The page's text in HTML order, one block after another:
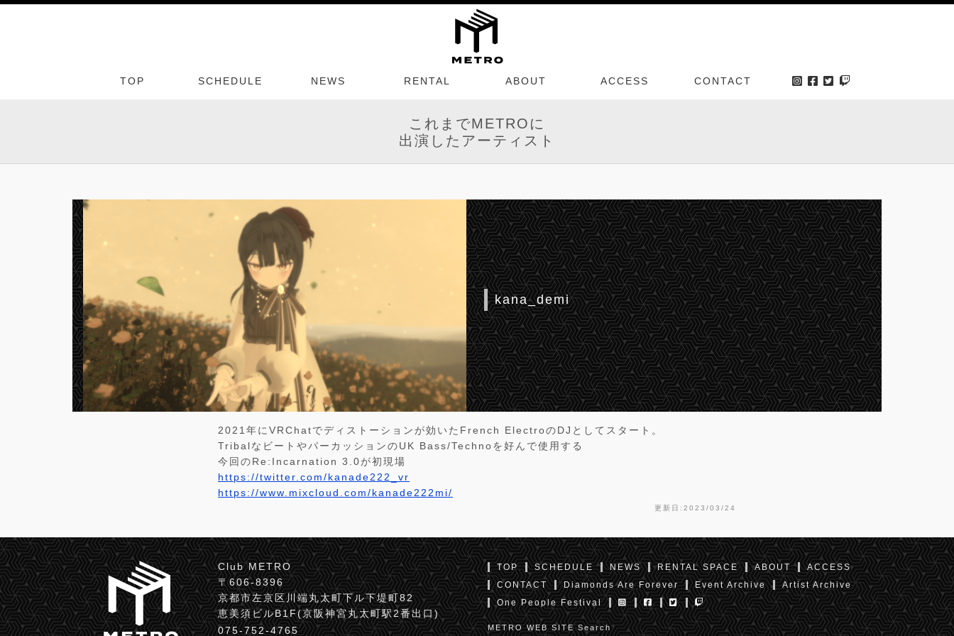
TOP SCHEDULE NEWS RENTAL ABOUT ACCESS CONTACT
これまでMETROに
出演したアーティスト
kana_demi
2021年にVRChatでディストーションが効いたFrench ElectroのDJとしてスタート。
TribalなビートやパーカッションのUK Bass/Technoを好んで使用する
今回のRe:Incarnation 3.0が初現場
https://twitter.com/kanade222_vr
https://www.mixcloud.com/kanade222mi/
更新日:2023/03/24
Club METRO
〒606-8396
京都市左京区川端丸太町下ル下堤町82
恵美須ビルB1F(京阪神宮丸太町駅2番出口)
075-752-4765
TOP SCHEDULE NEWS RENTAL SPACE ABOUT
ACCESS
CONTACT
Diamonds Are Forever Event Archive
Artist Archive
One People Festival
METRO WEB SITE Search